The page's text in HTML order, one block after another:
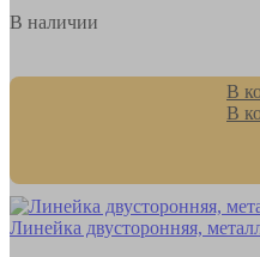
В наличии
В
В
Линейка двусторонняя,